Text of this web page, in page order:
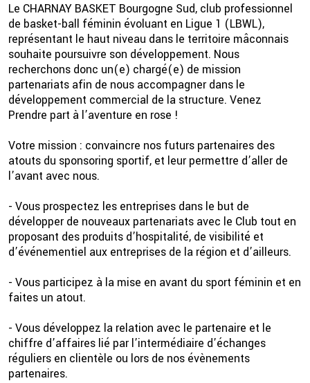
Le CHARNAY BASKET Bourgogne Sud, club professionnel
de basket-ball féminin évoluant en Ligue 1 (LBWL),
représentant le haut niveau dans le territoire mâconnais
souhaite poursuivre son développement. Nous
recherchons donc un(e) chargé(e) de mission
partenariats afin de nous accompagner dans le
développement commercial de la structure. Venez
Prendre part à l’aventure en rose !
Votre mission : convaincre nos futurs partenaires des
atouts du sponsoring sportif, et leur permettre d’aller de
l’avant avec nous.
- Vous prospectez les entreprises dans le but de
développer de nouveaux partenariats avec le Club tout en
proposant des produits d’hospitalité, de visibilité et
d’événementiel aux entreprises de la région et d’ailleurs.
- Vous participez à la mise en avant du sport féminin et en
faites un atout.
- Vous développez la relation avec le partenaire et le
chiffre d’affaires lié par l’intermédiaire d’échanges
réguliers en clientèle ou lors de nos évènements
partenaires.